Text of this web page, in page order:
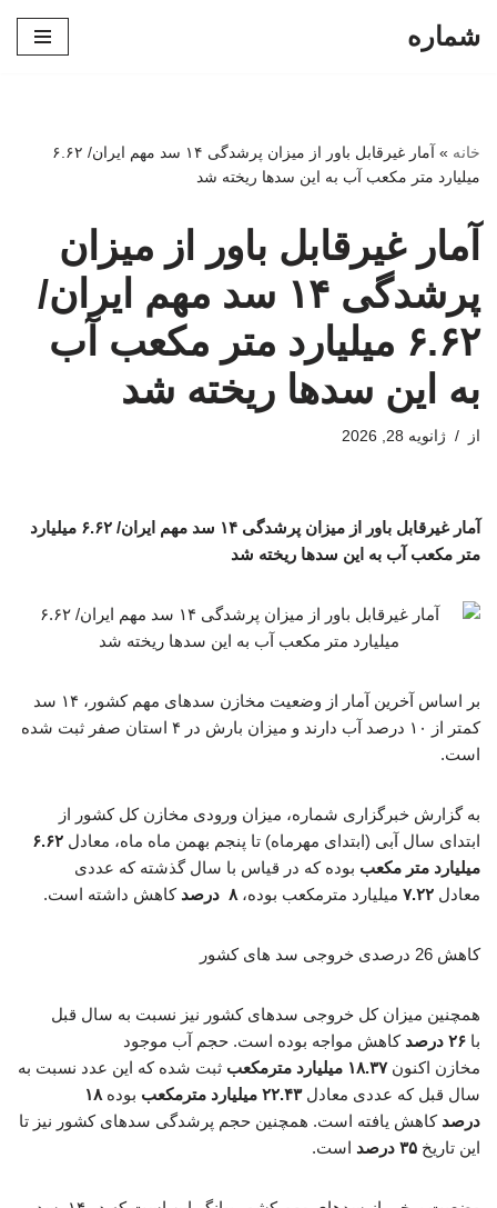
شماره
خانه »
آمار غیرقابل باور از میزان پرشدگی ۱۴ سد مهم ایران/ ۶.۶۲
میلیارد متر مکعب آب به این سدها ریخته شد
آمار غیرقابل باور از میزان
پرشدگی ۱۴ سد مهم ایران/
۶.۶۲ میلیارد متر مکعب آب
به این سدها ریخته شد
از ژانویه 28, 2026
آمار غیرقابل باور از میزان پرشدگی ۱۴ سد مهم ایران/ ۶.۶۲ میلیارد
متر مکعب آب به این سدها ریخته شد
بر اساس آخرین آمار از وضعیت مخازن سدهای مهم کشور، ۱۴ سد
کمتر از ۱۰ درصد آب دارند و میزان بارش در ۴ استان صفر ثبت شده
است.
به گزارش خبرگزاری شماره، میزان ورودی مخازن کل کشور از
ابتدای سال آبی (ابتدای مهرماه) تا پنجم بهمن ماه ماه، معادل ۶.۶۲
میلیارد متر مکعب بوده که در قیاس با سال گذشته که عددی
معادل ۷.۲۲ میلیارد مترمکعب بوده، ۸ درصد کاهش داشته است.
کاهش 26 درصدی خروجی سد های کشور
همچنین میزان کل خروجی سدهای کشور نیز نسبت به سال قبل
با ۲۶ درصد
کاهش مواجه بوده است. حجم آب موجود
مخازن اکنون ۱۸.۳۷ میلیارد مترمکعب
ثبت شده که این عدد نسبت به
سال قبل که عددی معادل۲۲.۴۳ میلیارد مترمکعب بوده ۱۸
درصد کاهش یافته است. همچنین حجم پرشدگی سدهای کشور نیز تا
این تاریخ ۳۵ درصد است.